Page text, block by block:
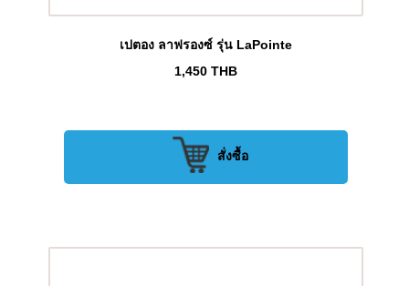
เปตอง ลาฟรองซ์ รุ่น LaPointe
1,450 THB
สั่งซื้อ